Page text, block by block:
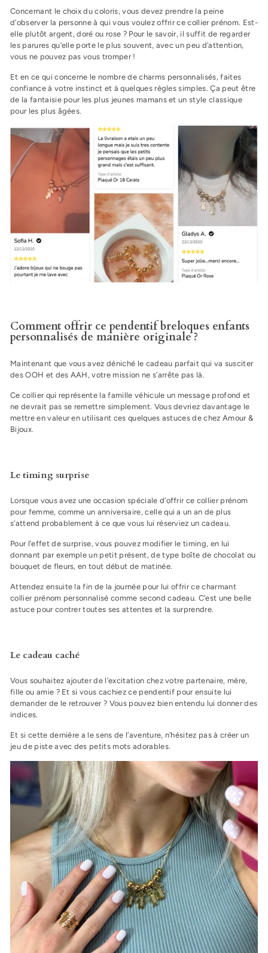
Concernant le choix du coloris, vous devez prendre la peine
d’observer la personne à qui vous voulez offrir ce collier prénom. Est-
elle plutôt argent, doré ou rose ? Pour le savoir, il suffit de regarder
les parures qu’elle porte le plus souvent, avec un peu d’attention,
vous ne pouvez pas vous tromper !
Et en ce qui concerne le nombre de charms personnalisés, faites
confiance à votre instinct et à quelques règles simples. Ça peut être
de la fantaisie pour les plus jeunes mamans et un style classique
pour les plus âgées.
Comment offrir ce pendentif breloques enfants
personnalisés de manière originale ?
Maintenant que vous avez déniché le cadeau parfait qui va susciter
des OOH et des AAH, votre mission ne s’arrête pas là.
Ce collier qui représente la famille véhicule un message profond et
ne devrait pas se remettre simplement. Vous devriez davantage le
mettre en valeur en utilisant ces quelques astuces de chez Amour &
Bijoux.
Le timing surprise
Lorsque vous avez une occasion spéciale d’offrir ce collier prénom
pour femme, comme un anniversaire, celle qui a un an de plus
s’attend probablement à ce que vous lui réserviez un cadeau.
Pour l’effet de surprise, vous pouvez modifier le timing, en lui
donnant par exemple un petit présent, de type boîte de chocolat ou
bouquet de fleurs, en tout début de matinée.
Attendez ensuite la fin de la journée pour lui offrir ce charmant
collier prénom personnalisé comme second cadeau. C’est une belle
astuce pour contrer toutes ses attentes et la surprendre.
Le cadeau caché
Vous souhaitez ajouter de l’excitation chez votre partenaire, mère,
fille ou amie ? Et si vous cachiez ce pendentif pour ensuite lui
demander de le retrouver ? Vous pouvez bien entendu lui donner des
indices.
Et si cette dernière a le sens de l’aventure, n’hésitez pas à créer un
jeu de piste avec des petits mots adorables.